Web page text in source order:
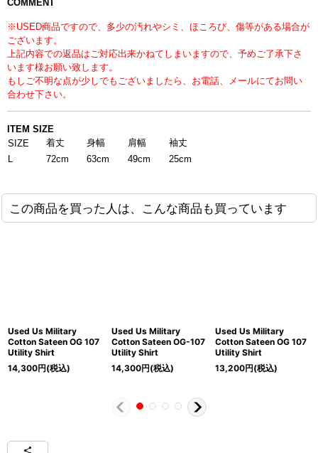
COMMENT
※USED商品ですので、多少の汚れやシミ、ほころび、傷等がある場合が
ございます。
上記内容での返品はご対応出来かねてしまいますので、予めご了承下さ
います様お願い致します。
もしご不明な点が少しでもございましたら、お電話、メールにてお問い
合わせ下さい。
ITEM SIZE
SIZE
着丈 身幅 肩幅
袖丈
L
72cm 63cm 49cm 25cm
この商品を買った人は、こんな商品も買っています
Used Us Military
Cotton Sateen OG 107
Utility Shirt
14,300円(税込)
Used Us Military
Cotton Sateen OG-107
Utility Shirt
14,300円(税込)
Used Us Military
Cotton Sateen OG 107
Utility Shirt
13,200円(税込)